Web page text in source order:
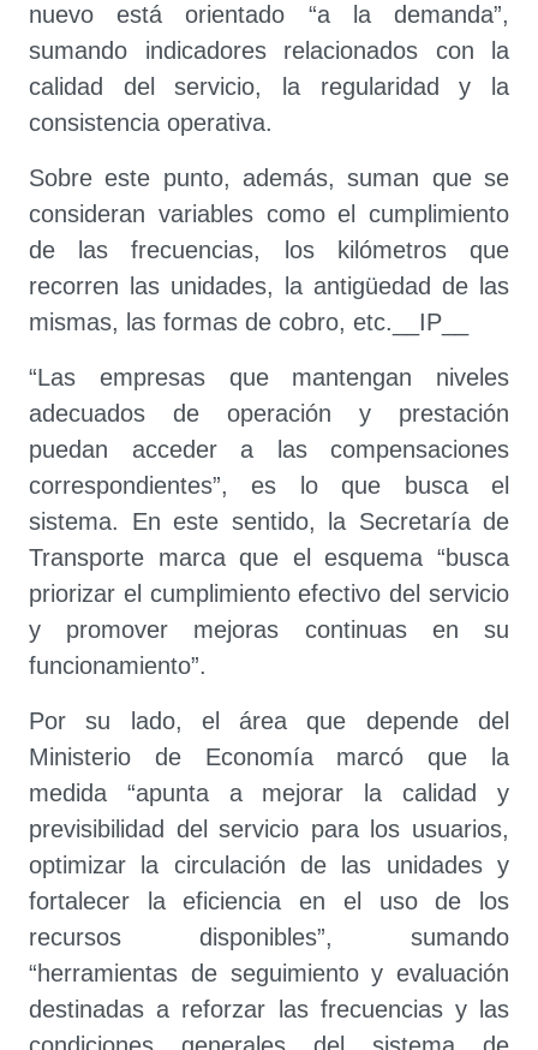
nuevo está orientado “a la demanda”,
sumando indicadores relacionados con la
calidad del servicio, la regularidad y la
consistencia operativa.
Sobre este punto, además, suman que se
consideran variables como el cumplimiento
de las frecuencias, los kilómetros que
recorren las unidades, la antigüedad de las
mismas, las formas de cobro, etc.__IP__
“Las empresas que mantengan niveles
adecuados de operación y prestación
puedan acceder a las compensaciones
correspondientes”, es lo que busca el
sistema. En este sentido, la Secretaría de
Transporte marca que el esquema “busca
priorizar el cumplimiento efectivo del servicio
y promover mejoras continuas en su
funcionamiento”.
Por su lado, el área que depende del
Ministerio de Economía marcó que la
medida “apunta a mejorar la calidad y
previsibilidad del servicio para los usuarios,
optimizar la circulación de las unidades y
fortalecer la eficiencia en el uso de los
recursos disponibles”, sumando
“herramientas de seguimiento y evaluación
destinadas a reforzar las frecuencias y las